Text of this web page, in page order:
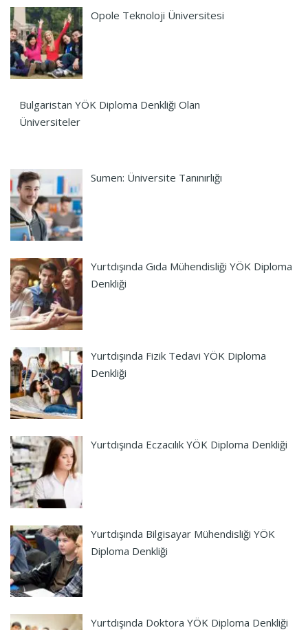
Opole Teknoloji Üniversitesi
Bulgaristan YÖK Diploma Denkliği Olan
Üniversiteler
Sumen: Üniversite Tanınırlığı
Yurtdışında Gıda Mühendisliği YÖK Diploma
Denkliği
Yurtdışında Fizik Tedavi YÖK Diploma
Denkliği
Yurtdışında Eczacılık YÖK Diploma Denkliği
Yurtdışında Bilgisayar Mühendisliği YÖK
Diploma Denkliği
Yurtdışında Doktora YÖK Diploma Denkliği